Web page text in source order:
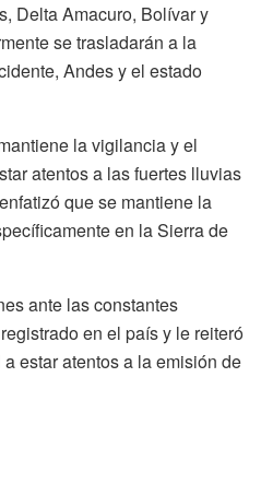
Delta Amacuro, Bolívar y
se trasladarán a la
Andes y el estado
la vigilancia y el
atentos a las fuertes lluvias
que se mantiene la
en la Sierra de
ante las constantes
en el país y le reiteró
estar atentos a la emisión de